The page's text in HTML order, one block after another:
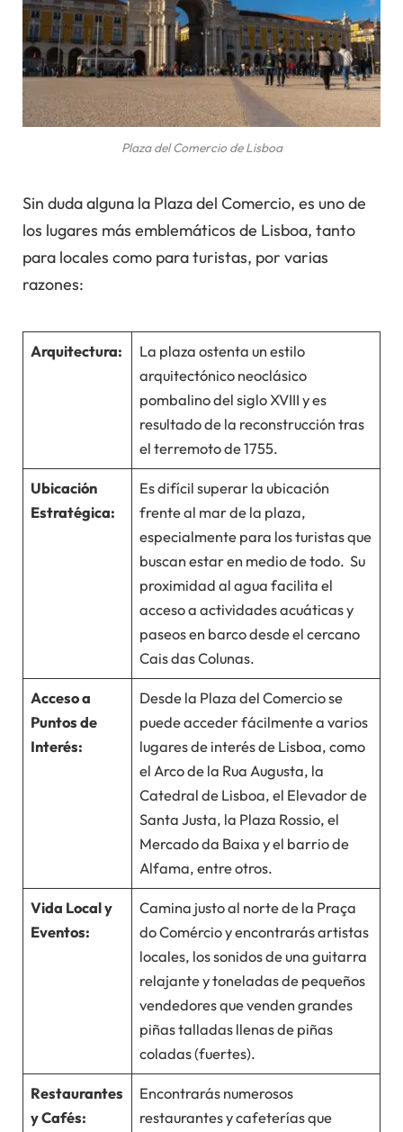
Plaza del Comercio de Lisboa
Sin duda alguna la Plaza del Comercio, es uno de
los lugares más emblemáticos de Lisboa, tanto
para locales como para turistas, por varias
razones:
Arquitectura:
La plaza ostenta un estilo
arquitectónico neoclásico
pombalino del siglo XVIII y es
resultado de la reconstrucción tras
el terremoto de 1755.
Ubicación
Estratégica:
Es difícil superar la ubicación
frente al mar de la plaza,
especialmente para los turistas que
buscan estar en medio de todo. Su
proximidad al agua facilita el
acceso a actividades acuáticas y
paseos en barco desde el cercano
Cais das Colunas.
Acceso a
Puntos de
Interés:
Desde la Plaza del Comercio se
puede acceder fácilmente a varios
lugares de interés de Lisboa, como
el Arco de la Rua Augusta, la
Catedral de Lisboa, el Elevador de
Santa Justa, la Plaza Rossio, el
Mercado da Baixa y el barrio de
Alfama, entre otros.
Vida Local y
Eventos:
Camina justo al norte de la Praça
do Comércio y encontrarás artistas
locales, los sonidos de una guitarra
relajante y toneladas de pequeños
vendedores que venden grandes
piñas talladas llenas de piñas
coladas (fuertes).
Restaurantes
y Cafés:
Encontrarás numerosos
restaurantes y cafeterías que